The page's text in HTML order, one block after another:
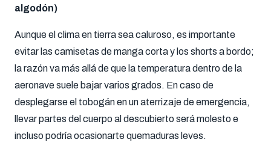
algodón)
Aunque el clima en tierra sea caluroso, es importante
evitar las camisetas de manga corta y los shorts a bordo;
la razón va más allá de que la temperatura dentro de la
aeronave suele bajar varios grados. En caso de
desplegarse el tobogán en un aterrizaje de emergencia,
llevar partes del cuerpo al descubierto será molesto e
incluso podría ocasionarte quemaduras leves.